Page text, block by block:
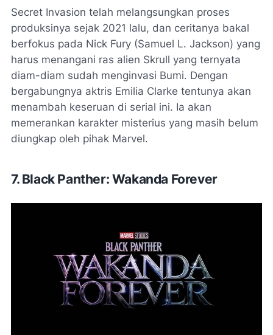
Secret Invasion telah melangsungkan proses
produksinya sejak 2021 lalu, dan ceritanya bakal
berfokus pada Nick Fury (Samuel L. Jackson) yang
harus menangani ras alien Skrull yang ternyata
diam-diam sudah menginvasi Bumi. Dengan
bergabungnya aktris Emilia Clarke tentunya akan
menambah keseruan di serial ini. Ia akan
memerankan karakter misterius yang masih belum
diungkap oleh pihak Marvel.
7. Black Panther: Wakanda Forever